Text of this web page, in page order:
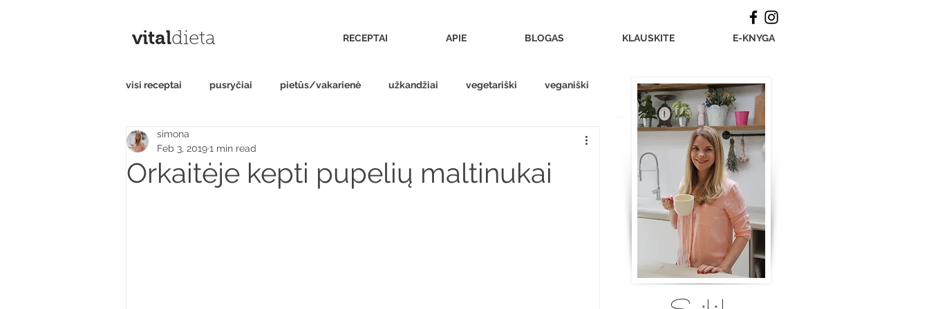
vitaldieta RECEPTAI APIE BLOGAS KLAUSKITE E-KNYGA
visi receptai pusryčiai pietūs/vakarienė užkandžiai vegetariški veganiški
saldumynai
Orkaitėje kepti pupelių maltinukai
simona
Feb 3, 20191 min read